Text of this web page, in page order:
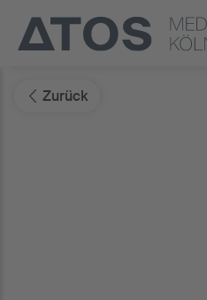
Zurück